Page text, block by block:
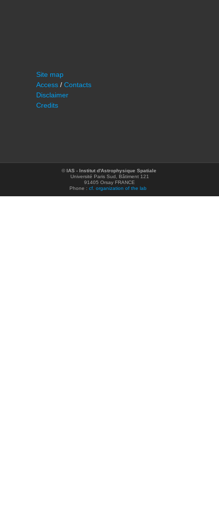
Site map
Access / Contacts
Disclaimer
Credits
© IAS - Institut d'Astrophysique Spatiale
Université Paris Sud, Bâtiment 121
91405 Orsay FRANCE
Phone : cf. organization of the lab